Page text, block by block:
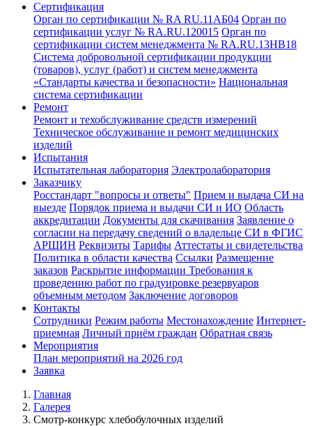
Сертификация
Орган по сертификации № RA RU.11АБ04 Орган по
сертификации услуг № RA.RU.120015 Орган по
сертификации систем менеджмента № RA.RU.13HB18
Система добровольной сертификации продукции
(товаров), услуг (работ) и систем менеджмента
«Стандарты качества и безопасности» Национальная
система сертификации
Ремонт
Ремонт и техобслуживание средств измерений
Техническое обслуживание и ремонт медицинских
изделий
Испытания
Испытательная лаборатория Электролаборатория
Заказчику
Росстандарт "вопросы и ответы" Прием и выдача СИ на
выезде Порядок приема и выдачи СИ и ИО Область
аккредитации Документы для скачивания Заявление о
согласии на передачу сведений о владельце СИ в ФГИС
АРШИН Реквизиты Тарифы Аттестаты и свидетельства
Политика в области качества Ссылки Размещение
заказов Раскрытие информации Требования к
проведению работ по градуировке резервуаров
объемным методом Заключение договоров
Контакты
Сотрудники Режим работы Местонахождение Интернет-
приемная Личный приём граждан Обратная связь
Мероприятия
План мероприятий на 2026 год
Заявка
Главная
Галерея
Смотр-конкурс хлебобулочных изделий